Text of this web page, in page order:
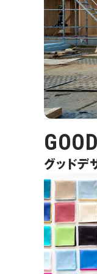
グッドデ